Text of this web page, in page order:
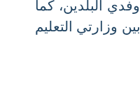
ضمت وفدي البلدين، كما
بين وزارتي التعليم